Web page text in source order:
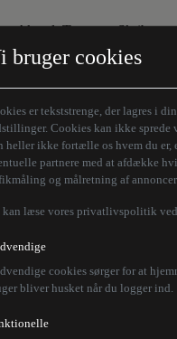
bruger cookies
er tekststrenge, der lagres i
Cookies kan ikke sprede
heller ikke fortælle os hvem du er,
partnere med at afdække
og målretning af annoncer.
kan læse vores privatlivspolitik
cookies sørger for at
bliver husket når du logger ind.
Aktuelt Tema
Den borgelige brille
Humaniora forfra
Store Danskere
Skribenter
Z-